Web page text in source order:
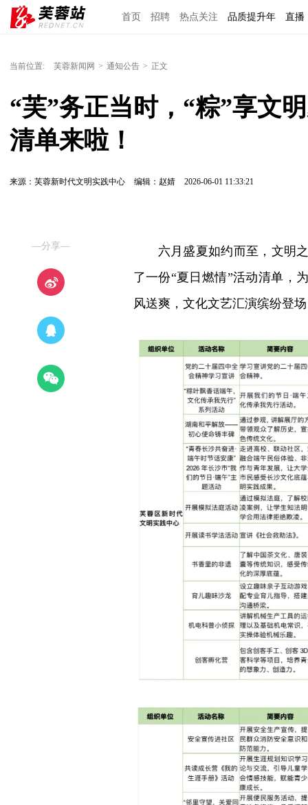
首页 招聘 热点关注 品质提升年 直播
当前位置: 芙蓉新闻网 > 通知公告 > 正文
“芙”务正当时，“粽”享文
清单来啦！
来源：芙蓉新时代文明实践中心 编辑：赵婧 2026-06-01 11:33:21
—分享—
六月盛夏如约而至，文明
了一份“夏日燃情”活动清单，
风送爽，文化文艺汇演缤纷登